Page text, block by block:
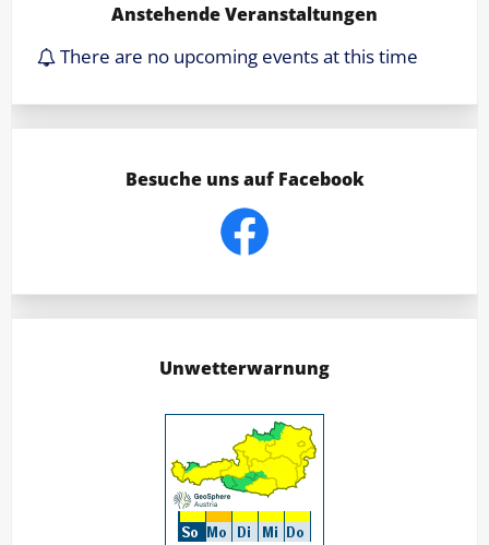
Anstehende Veranstaltungen
There are no upcoming events at this time
Besuche uns auf Facebook
Unwetterwarnung